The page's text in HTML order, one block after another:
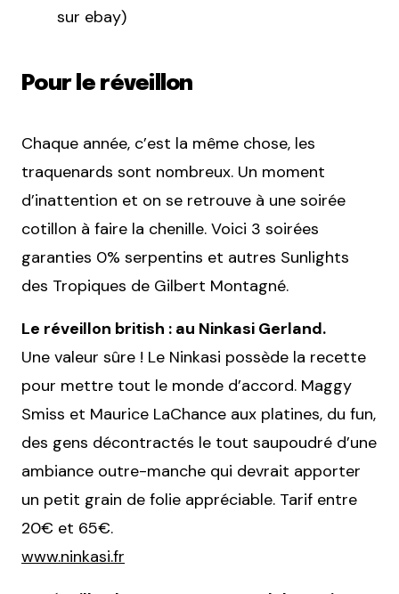
sur ebay)
Pour le réveillon
Chaque année, c’est la même chose, les
traquenards sont nombreux. Un moment
d’inattention et on se retrouve à une soirée
cotillon à faire la chenille. Voici 3 soirées
garanties 0% serpentins et autres Sunlights
des Tropiques de Gilbert Montagné.
Le réveillon british : au Ninkasi Gerland.
Une valeur sûre ! Le Ninkasi possède la recette
pour mettre tout le monde d’accord. Maggy
Smiss et Maurice LaChance aux platines, du fun,
des gens décontractés le tout saupoudré d’une
ambiance outre-manche qui devrait apporter
un petit grain de folie appréciable. Tarif entre
20€ et 65€.
www.ninkasi.fr